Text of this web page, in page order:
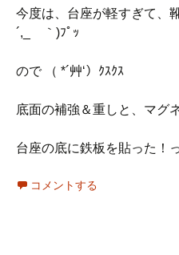
今度は、台座が軽すぎて、
´,_ゝ｀)ﾌﾟｯ
ので （ *´艸‘）ｸｽｸｽ
底面の補強＆重しと、マグ
台座の底に鉄板を貼った！
コメントする